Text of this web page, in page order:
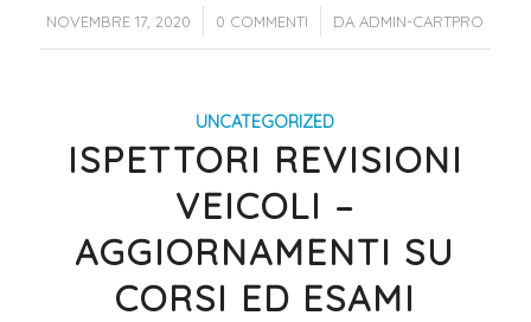
NOVEMBRE 17, 2020
/ 0 COMMENTI
/ DA ADMIN-CARTPRO
UNCATEGORIZED
ISPETTORI REVISIONI
VEICOLI –
AGGIORNAMENTI SU
CORSI ED ESAMI